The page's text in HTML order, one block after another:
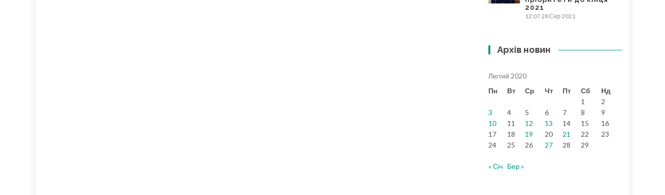
2021
12:0728 Сер 2021
Архів новин
Лютий 2020
Пн
Вт Ср Чт Пт Сб
Нд
1
2
3
4 5 6 7 8
9
10
11 12 13 14 15
16
17
18 19 20 21 22
23
24
25 26 27 28 29
« Січ Бер »